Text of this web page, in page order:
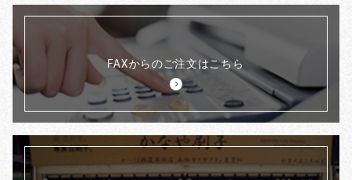
FAXからのご注文はこちら